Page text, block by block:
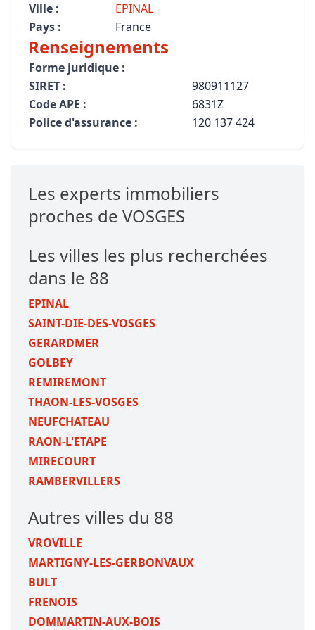
Ville :
EPINAL
Pays :
France
Renseignements
Forme juridique :
SIRET :
980911127
Code APE :
6831Z
Police d'assurance :
120 137 424
Les experts immobiliers
proches de VOSGES
Les villes les plus recherchées
dans le 88
EPINAL
SAINT-DIE-DES-VOSGES
GERARDMER
GOLBEY
REMIREMONT
THAON-LES-VOSGES
NEUFCHATEAU
RAON-L'ETAPE
MIRECOURT
RAMBERVILLERS
Autres villes du 88
VROVILLE
MARTIGNY-LES-GERBONVAUX
BULT
FRENOIS
DOMMARTIN-AUX-BOIS